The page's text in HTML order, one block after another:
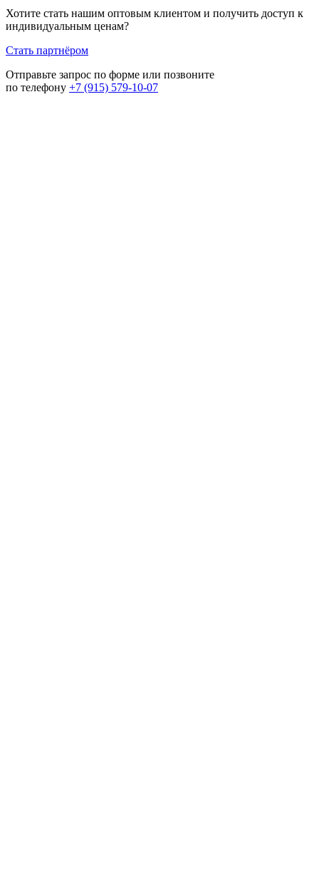
Хотите стать нашим оптовым клиентом и получить доступ к
индивидуальным ценам?
Стать партнёром
Отправьте запрос по форме или позвоните
по телефону +7 (915) 579-10-07